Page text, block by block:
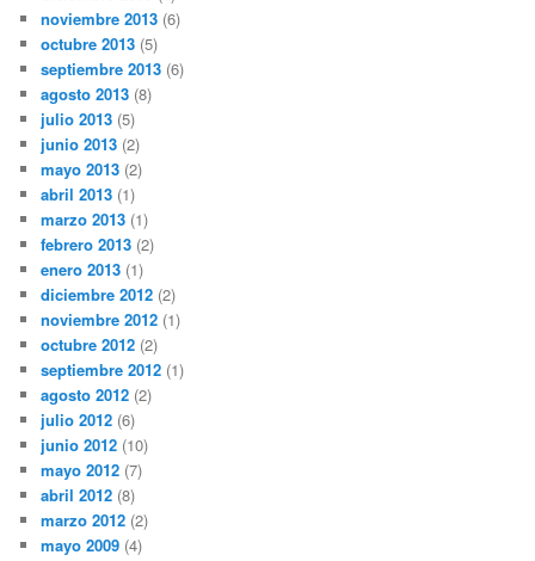
noviembre 2013 (6)
octubre 2013 (5)
septiembre 2013 (6)
agosto 2013 (8)
julio 2013 (5)
junio 2013 (2)
mayo 2013 (2)
abril 2013 (1)
marzo 2013 (1)
febrero 2013 (2)
enero 2013 (1)
diciembre 2012 (2)
noviembre 2012 (1)
octubre 2012 (2)
septiembre 2012 (1)
agosto 2012 (2)
julio 2012 (6)
junio 2012 (10)
mayo 2012 (7)
abril 2012 (8)
marzo 2012 (2)
mayo 2009 (4)